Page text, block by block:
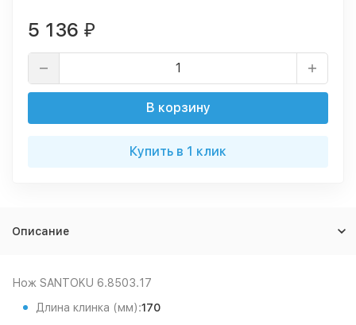
5 136 ₽
В корзину
Купить в 1 клик
Описание
Нож SANTOKU 6.8503.17
Длина клинка (мм):170